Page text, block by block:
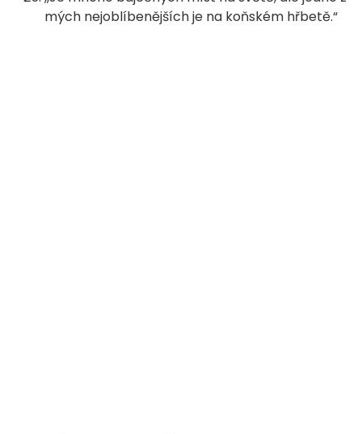
mých nejoblíbenějších je na koňském hřbetě.“